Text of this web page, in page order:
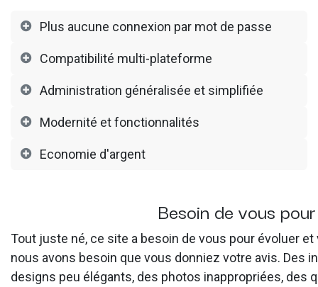
Plus aucune connexion par mot de passe
Compatibilité multi-plateforme
Administration généralisée et simplifiée
Modernité et fonctionnalités
Economie d'argent
Besoin de vous
Tout juste né, ce site a besoin de vous pour évoluer
nous avons besoin que vous donniez votre avis. Des
designs peu élégants, des photos inappropriées, des